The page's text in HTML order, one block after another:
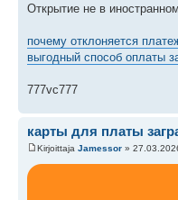
Открытие не в
почему отклоняется
выгодный способ оплаты
777vc777
карты для платы
Kirjoittaja Jamessor »